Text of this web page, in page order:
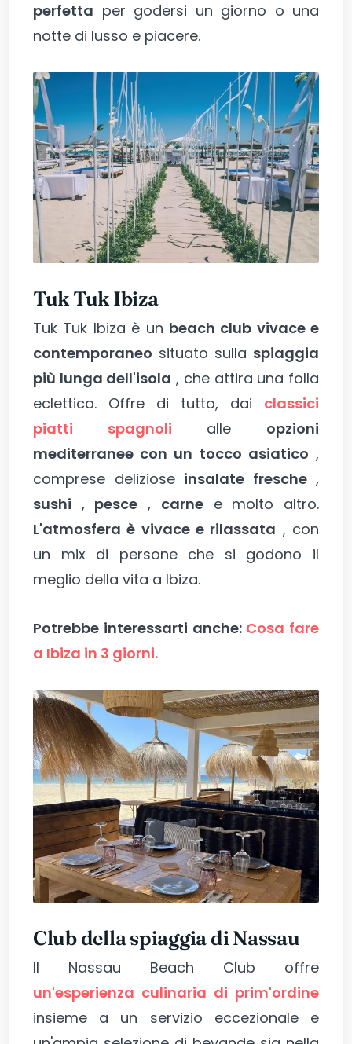
perfetta per godersi un giorno o una
notte di lusso e piacere.
Tuk Tuk Ibiza
Tuk Tuk Ibiza è un beach club vivace e
contemporaneo situato sulla spiaggia
più lunga dell'isola , che attira una folla
eclettica. Offre di tutto, dai classici
piatti spagnoli alle opzioni
mediterranee con un tocco asiatico ,
comprese deliziose insalate fresche,
sushi , pesce , carnee molto altro.
L'atmosfera è vivace e rilassata , con
un mix di persone che si godono il
meglio della vita a Ibiza.
Potrebbe interessarti anche: Cosa fare
a Ibiza in 3 giorni.
Club della spiaggia di Nassau
Il Nassau Beach Club offre
un'esperienza culinaria di prim'ordine
insieme a un servizio eccezionale e